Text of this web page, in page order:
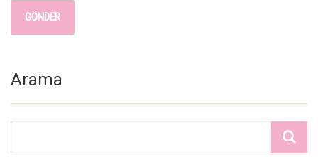
Arama